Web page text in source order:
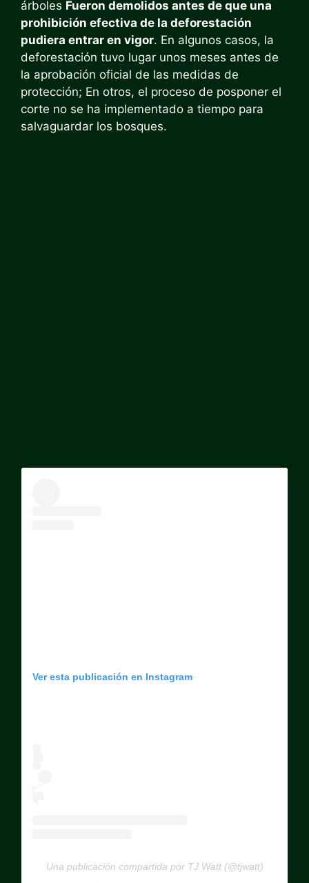
árboles Fueron demolidos antes de que una
prohibición efectiva de la deforestación
pudiera entrar en vigor. En algunos casos, la
deforestación tuvo lugar unos meses antes de
la aprobación oficial de las medidas de
protección; En otros, el proceso de posponer el
corte no se ha implementado a tiempo para
salvaguardar los bosques.
Ver esta publicación en Instagram
Una publicación compartida por TJ Watt (@tjwatt)